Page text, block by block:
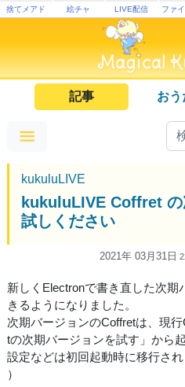
捨てメアド 絵チャ LIVE配信 ファ
記事 おう
kukuluLIVE
kukuluLIVE Coffret
試しください
2021年 03月31日
新しくElectronで書き直した次
きるようになりました。
次期バージョンのCoffretは、現
tの次期バージョンを試す」から
設定などは初回起動時に移行さ
）